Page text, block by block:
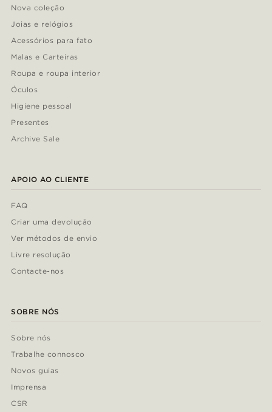
Nova coleção
Joias e relógios
Acessórios para fato
Malas e Carteiras
Roupa e roupa interior
Óculos
Higiene pessoal
Presentes
Archive Sale
APOIO AO CLIENTE
FAQ
Criar uma devolução
Ver métodos de envio
Livre resolução
Contacte-nos
SOBRE NÓS
Sobre nós
Trabalhe connosco
Novos guias
Imprensa
CSR